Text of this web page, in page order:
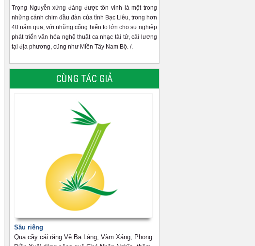
Trọng Nguyễn xứng đáng được tôn vinh là một trong
những cánh chim đầu đàn của tỉnh Bạc Liêu, trong hơn
40 năm qua, với những cống hiến to lớn cho sự nghiệp
phát triển văn hóa nghệ thuật ca nhạc tài tử, cải lương
tại địa phương, cũng như Miền Tây Nam Bộ. /.
CÙNG TÁC GIẢ
Sầu riêng
Qua cầy cái răng Về Ba Láng, Vàm Xáng, Phong